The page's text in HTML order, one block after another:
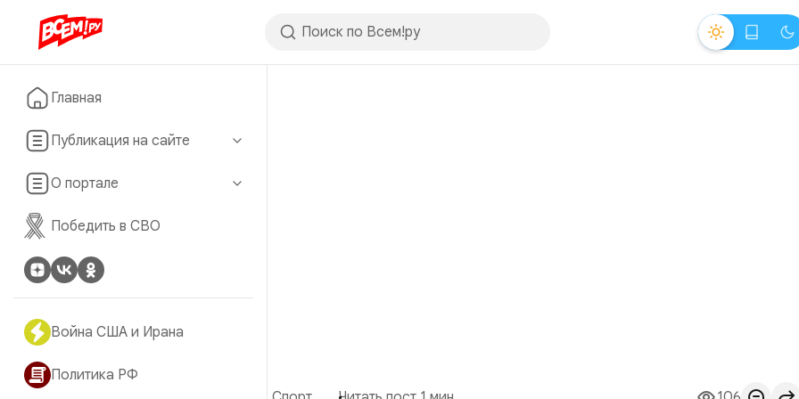
Главная
Публикация на сайте
О портале
Победить в СВО
Война США и Ирана
Политика РФ